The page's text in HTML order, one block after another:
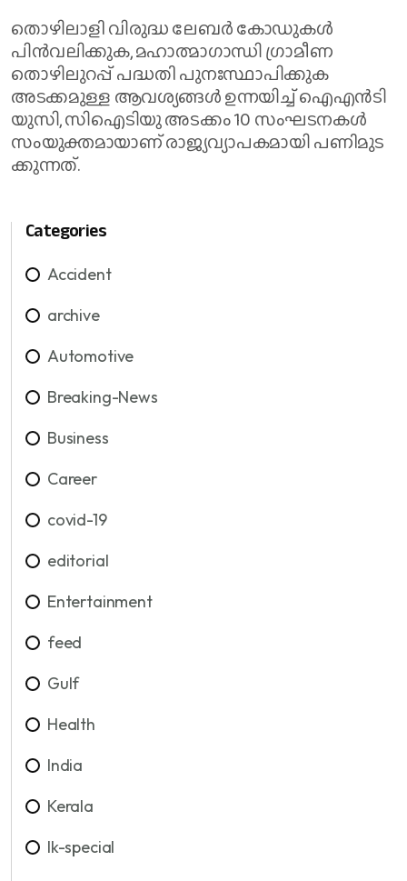
തൊഴിലാളി വിരുദ്ധ ലേബർ കോഡുകൾ
പിൻവലിക്കുക, മഹാത്മാഗാന്ധി ഗ്രാമീണ
തൊഴിലുറപ്പ്‌ പദ്ധതി പുനഃസ്ഥാപിക്കുക
അടക്കമുള്ള ആവശ്യങ്ങൾ ഉന്നയിച്ച് ഐ​എ​ൻ​ടി​
യു​സി, സി​ഐ​ടി​യു അ​ട​ക്കം 10 സം​ഘ​ട​ന​ക​ൾ
സം​യു​ക്ത​മാ​യാ​ണ് രാ​ജ്യ​വ്യാ​പ​ക​മാ​യി പ​ണി​മു​ട​
ക്കു​ന്ന​ത്.
Categories
Accident
archive
Automotive
Breaking-News
Business
Career
covid-19
editorial
Entertainment
feed
Gulf
Health
India
Kerala
lk-special